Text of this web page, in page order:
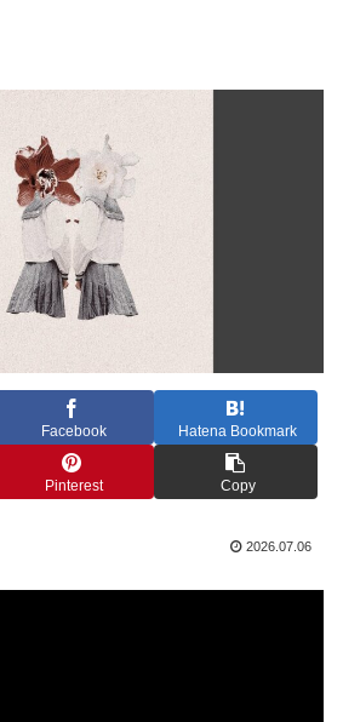
Facebook Hatena Bookmark
Pinterest Copy
2026.07.06